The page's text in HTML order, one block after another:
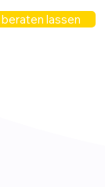
lassen